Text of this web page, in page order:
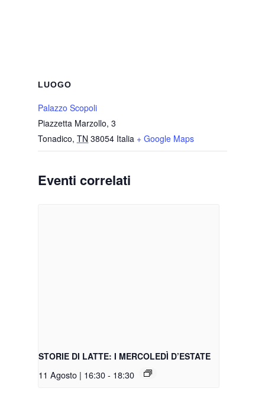
LUOGO
Palazzo Scopoli
Piazzetta Marzollo, 3
Tonadico, TN 38054 Italia + Google Maps
Eventi correlati
STORIE DI LATTE: I MERCOLEDÌ D’ESTATE
11 Agosto | 16:30- 18:30